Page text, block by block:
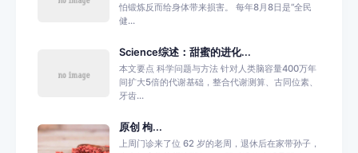
怕锻炼反而给身体带来损害。 每年8月8日是“全民
健...
Science综述：甜蜜的进化...
本文要点 科学问题与方法 针对人类脑容量400万年
间扩大5倍的代谢基础，整合代谢测算、古同位素、
牙齿...
原创 枸...
上周门诊来了位 62 岁的老周，退休后在家带孙子，